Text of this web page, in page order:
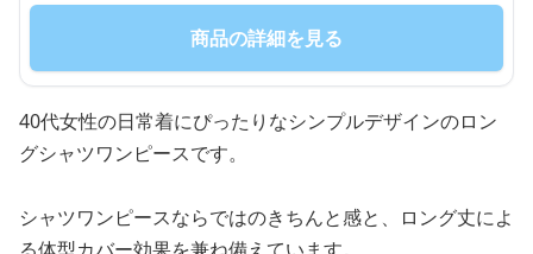
商品の詳細を見る
40代女性の日常着にぴったりなシンプルデザインのロン
グシャツワンピースです。
シャツワンピースならではのきちんと感と、ロング丈によ